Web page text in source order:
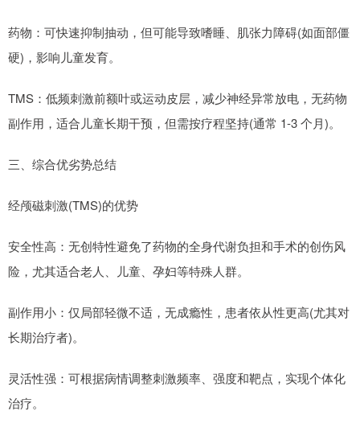
药物：可快速抑制抽动，但可能导致嗜睡、肌张力障碍(如面部僵
硬)，影响儿童发育。
TMS：低频刺激前额叶或运动皮层，减少神经异常放电，无药物
副作用，适合儿童长期干预，但需按疗程坚持(通常 1-3 个月)。
三、综合优劣势总结
经颅磁刺激(TMS)的优势
安全性高：无创特性避免了药物的全身代谢负担和手术的创伤风
险，尤其适合老人、儿童、孕妇等特殊人群。
副作用小：仅局部轻微不适，无成瘾性，患者依从性更高(尤其对
长期治疗者)。
灵活性强：可根据病情调整刺激频率、强度和靶点，实现个体化
治疗。